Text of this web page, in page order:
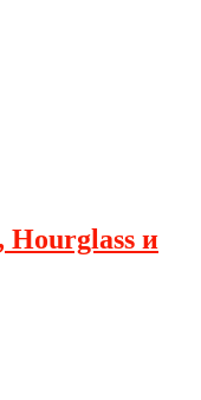
Hourglass и